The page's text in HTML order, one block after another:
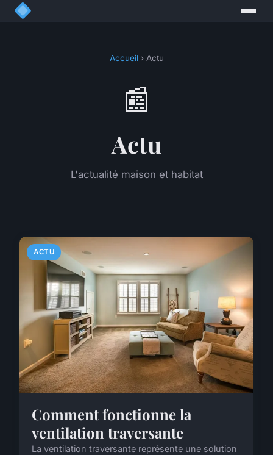
Accueil› Actu
📰
Actu
L'actualité maison et habitat
ACTU
Comment fonctionne la
ventilation traversante
La ventilation traversante représente une solution